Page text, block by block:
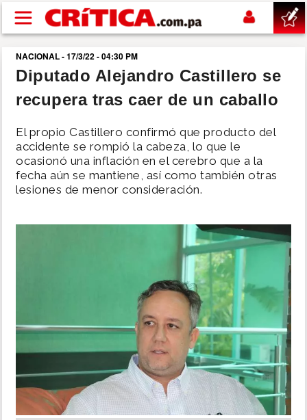
Pasar al contenido principal
buscar
SUCESOS
NACIONAL
POLÍTICA
INSÓLITAS
MULTIMEDIA
IMPRESO
NACIONAL - 17/3/22 - 04:30 PM
Diputado Alejandro Castillero se
recupera tras caer de un caballo
El propio Castillero confirmó que producto del
accidente se rompió la cabeza, lo que le
ocasionó una inflación en el cerebro que a la
fecha aún se mantiene, así como también otras
lesiones de menor consideración.